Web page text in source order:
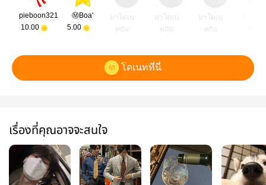
pieboon321
10.00
Ⓜ️Boa'
5.00
มาโดเน
ทกัน
มาโดเน
ทกัน
มาโดเน
ทกัน
โดเนทที่นี่
เรื่องที่คุณอาจจะสนใจ